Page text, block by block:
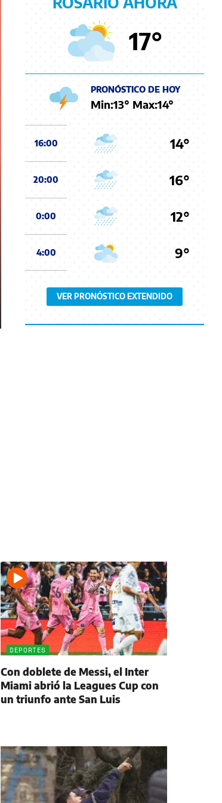
17°
PRONÓSTICO DE HOY
Min:13° Max:14°
16:00 14°
20:00 16°
0:00 12°
4:00 9°
VER PRONÓSTICO EXTENDIDO
DEPORTES
Con doblete de Messi, el Inter
Miami abrió la Leagues Cup con
un triunfo ante San Luis